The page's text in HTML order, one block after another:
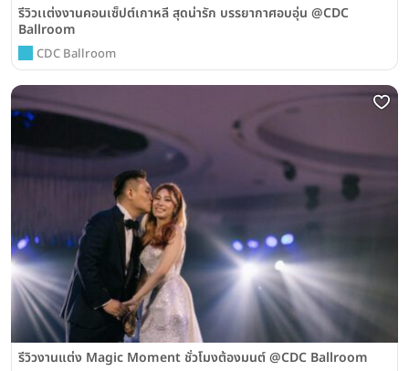
รีวิวเเต่งงานคอนเซ็ปต์เกาหลี สุดน่ารัก บรรยากาศอบอุ่น @CDC
Ballroom
CDC Ballroom
รีวิวงานแต่ง Magic Moment ชั่วโมงต้องมนต์ @CDC Ballroom